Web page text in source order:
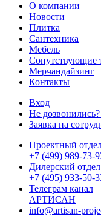
О компании
Новости
Плитка
Сантехника
Мебель
Сопутствующие
Мерчандайзинг
Контакты
Вход
Не
Заявка на
Проектный
+7 (499) 989-73-
Дилерский отдел
+7 (495) 933-50-
Телеграм канал
АРТИСАН
info@artisan-